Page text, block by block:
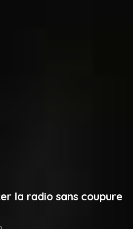
la radio sans coupure